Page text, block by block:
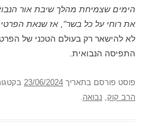
הימים שצמיחת מהלך שיבת אור
את רוחי על כל בשר", אז שנאת
לא להישאר רק בעולם הטכני של
התפיסה הנבואית.
פוסט פורסם בתאריך 23/06/2024
הרב קוק נבואה